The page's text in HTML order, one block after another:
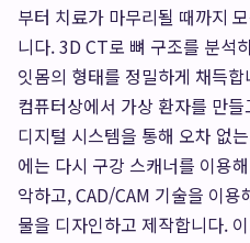
부터 치료가 마무리될 때까지
니다. 3D CT로 뼈 구조를 분석
잇몸의 형태를 정밀하게 채득
컴퓨터상에서 가상 환자를 만
디지털 시스템을 통해 오차 없
에는 다시 구강 스캐너를 이용
악하고, CAD/CAM 기술을 이
물을 디자인하고 제작합니다.